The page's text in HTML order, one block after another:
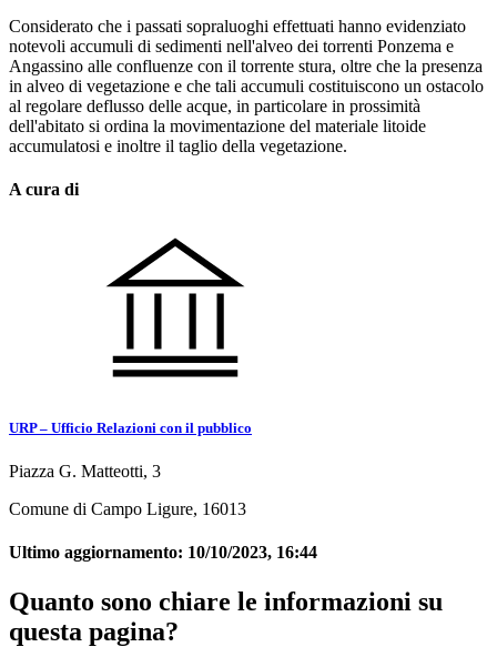
Considerato che i passati sopraluoghi effettuati hanno evidenziato
notevoli accumuli di sedimenti nell'alveo dei torrenti Ponzema e
Angassino alle confluenze con il torrente stura, oltre che la presenza
in alveo di vegetazione e che tali accumuli costituiscono un ostacolo
al regolare deflusso delle acque, in particolare in prossimità
dell'abitato si ordina la movimentazione del materiale litoide
accumulatosi e inoltre il taglio della vegetazione.
A cura di
URP – Ufficio Relazioni con il pubblico
Piazza G. Matteotti, 3
Comune di Campo Ligure, 16013
Ultimo aggiornamento: 10/10/2023, 16:44
Quanto sono chiare le informazioni su
questa pagina?